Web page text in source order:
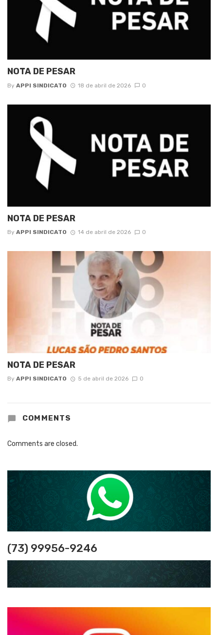
NOTA DE PESAR
By APPI SINDICATO 18 de abril de 2026 0
NOTA DE PESAR
By APPI SINDICATO 14 de abril de 2026 0
NOTA DE PESAR
By APPI SINDICATO 5 de abril de 2026 0
COMMENTS
Comments are closed.
(73) 99956-9246